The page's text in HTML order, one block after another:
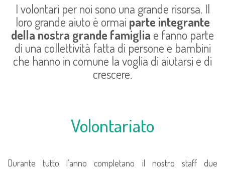
I volontari per noi sono una grande risorsa. Il
loro grande aiuto è ormai parte integrante
della nostra grande famiglia e fanno parte
di una collettività fatta di persone e bambini
che hanno in comune la voglia di aiutarsi e di
crescere.
Volontariato
Durante tutto l’anno completano il nostro staff due